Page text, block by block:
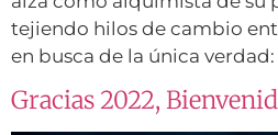
tejiendo hilos de cambio
en busca de la única
Gracias 2022,